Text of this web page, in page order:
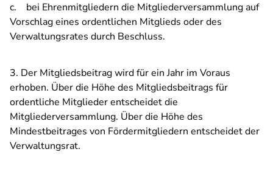
c. bei Ehrenmitgliedern die Mitgliederversammlung auf
Vorschlag eines ordentlichen Mitglieds oder des
Verwaltungsrates durch Beschluss.
3. Der Mitgliedsbeitrag wird für ein Jahr im Voraus
erhoben. Über die Höhe des Mitgliedsbeitrags für
ordentliche Mitglieder entscheidet die
Mitgliederversammlung. Über die Höhe des
Mindestbeitrages von Fördermitgliedern entscheidet der
Verwaltungsrat.